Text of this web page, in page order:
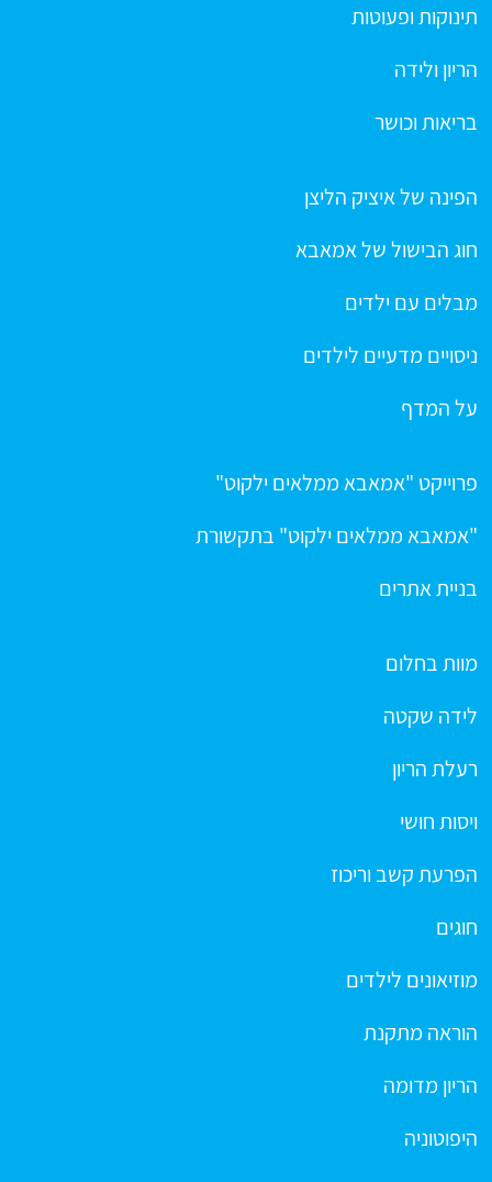
תינוקות ופעוטות
הריון ולידה
בריאות וכושר
הפינה של איציק הליצן
חוג הבישול של אמאבא
מבלים עם ילדים
ניסויים מדעיים לילדים
על המדף
פרוייקט "אמאבא ממלאים ילקוט"
"אמאבא ממלאים ילקוט" בתקשורת
בניית אתרים
מוות בחלום
לידה שקטה
רעלת הריון
ויסות חושי
הפרעת קשב וריכוז
חוגים
מוזיאונים לילדים
הוראה מתקנת
הריון מדומה
היפוטוניה